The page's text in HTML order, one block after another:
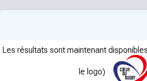
Les résultats sont maintenant
le logo)